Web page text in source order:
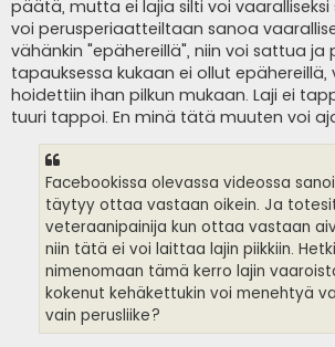
päätä, mutta ei lajia silti voi vaaralliseksi
voi perusperiaatteiltaan sanoa
vähänkin "epähereillä", niin voi sattua ja
tapauksessa kukaan ei ollut
hoidettiin ihan pilkun mukaan. Laji ei
tuuri tappoi. En minä tätä muuten voi
Facebookissa olevassa videossa
täytyy ottaa vastaan oikein. Ja
veteraanipainija kun ottaa vastaan
niin tätä ei voi laittaa lajin piikkiin.
nimenomaan tämä kerro lajin
kokenut kehäkettukin voi menehtyä
vain perusliike?